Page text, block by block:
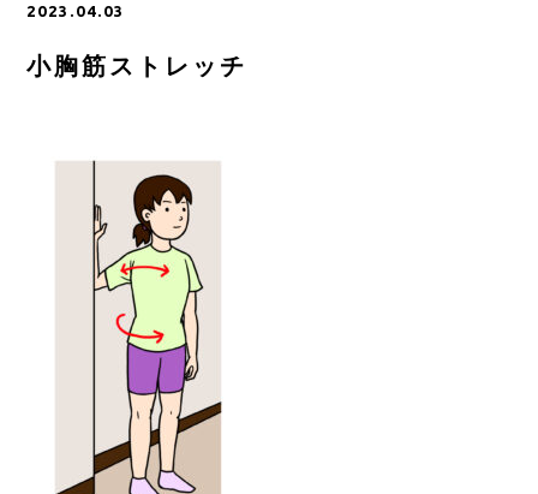
2023.04.03
小胸筋ストレッチご予約はこちら